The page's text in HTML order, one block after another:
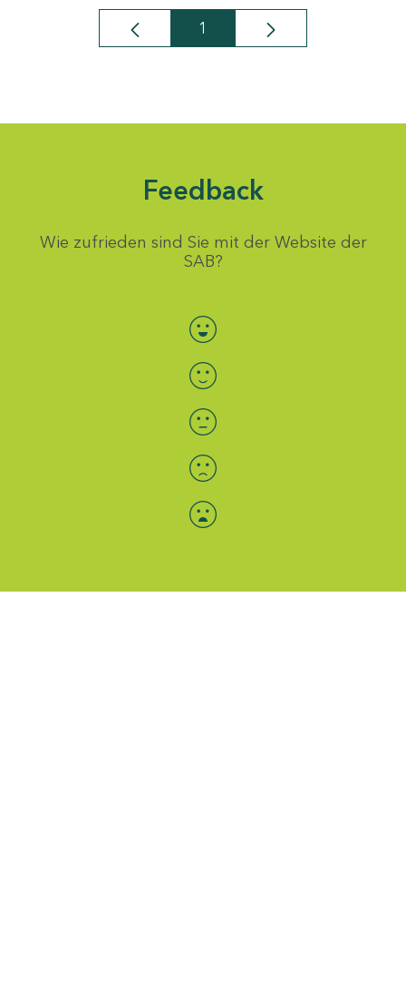
Seite
1
Feedback
Wie zufrieden sind Sie mit der Website der
SAB?
Bewertung auswählen